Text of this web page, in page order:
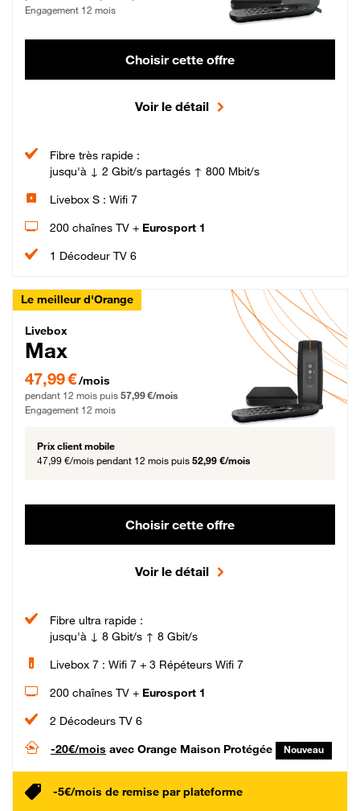
Engagement 12 mois
Choisir cette offre
Voir le détail
Fibre très rapide :
jusqu'à ↓ 2 Gbit/s partagés ↑ 800 Mbit/s
Livebox S : Wifi 7
200 chaînes TV + Eurosport 1
1 Décodeur TV 6
Le meilleur d'Orange
Livebox Max Fibre
Livebox
Max
47,99 € par mois pendant 12 mois puis 57,99 € par mois, Engagement 12 mois
47,99 €/mois
pendant 12 mois puis 57,99 €/mois
Engagement 12 mois
Prix client mobile
47,99 €/mois pendant 12 mois puis 52,99 €/mois
Choisir cette offre
Voir le détail
Fibre ultra rapide :
jusqu'à ↓ 8 Gbit/s ↑ 8 Gbit/s
Livebox 7 : Wifi 7 + 3 Répéteurs Wifi 7
200 chaînes TV + Eurosport 1
2 Décodeurs TV 6
-20€/mois avec Orange Maison Protégée Nouveau
-5€/mois de remise par plateforme